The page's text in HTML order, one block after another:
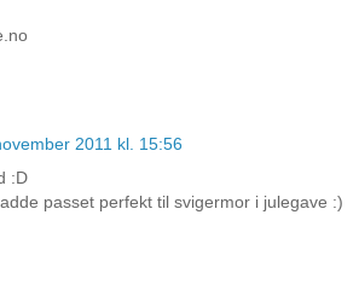
2011 kl. 15:56
:D
passet perfekt til svigermor i julegave :)